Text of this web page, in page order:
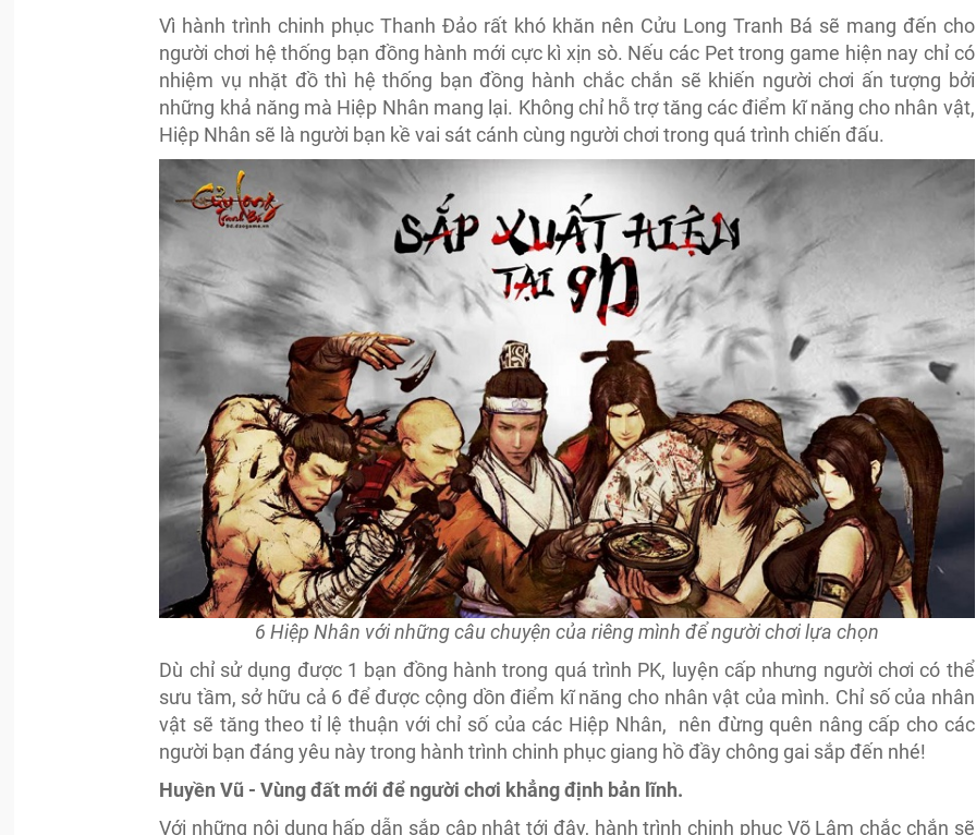
Vì hành trình chinh phục Thanh Đảo rất khó khăn nên Cửu Long Tranh Bá sẽ mang đến cho
người chơi hệ thống bạn đồng hành mới cực kì xịn sò. Nếu các Pet trong game hiện nay chỉ có
nhiệm vụ nhặt đồ thì hệ thống bạn đồng hành chắc chắn sẽ khiến người chơi ấn tượng bởi
những khả năng mà Hiệp Nhân mang lại. Không chỉ hỗ trợ tăng các điểm kĩ năng cho nhân vật,
Hiệp Nhân sẽ là người bạn kề vai sát cánh cùng người chơi trong quá trình chiến đấu.
6 Hiệp Nhân với những câu chuyện của riêng mình để người chơi lựa chọn
Dù chỉ sử dụng được 1 bạn đồng hành trong quá trình PK, luyện cấp nhưng người chơi có thể
sưu tầm, sở hữu cả 6 để được cộng dồn điểm kĩ năng cho nhân vật của mình. Chỉ số của nhân
vật sẽ tăng theo tỉ lệ thuận với chỉ số của các Hiệp Nhân, nên đừng quên nâng cấp cho các
người bạn đáng yêu này trong hành trình chinh phục giang hồ đầy chông gai sắp đến nhé!
Huyền Vũ - Vùng đất mới để người chơi khẳng định bản lĩnh.
Với những nội dung hấp dẫn sắp cập nhật tới đây, hành trình chinh phục Võ Lâm chắc chắn sẽ